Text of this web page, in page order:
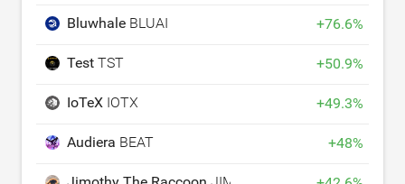
Bluwhale BLUAI +76.6%
Test TST +50.9%
IoTeX IOTX +49.3%
Audiera BEAT +48%